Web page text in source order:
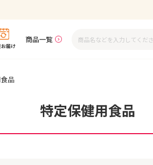
届け
商品一覧
品
特定保健用食品